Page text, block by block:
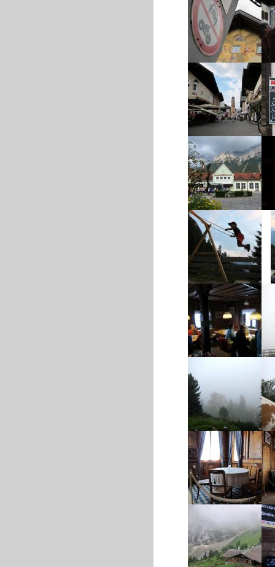
Africa 2011
Gesamtüberblick über
die Fussgängerzone
(Blickrichtung Nord)